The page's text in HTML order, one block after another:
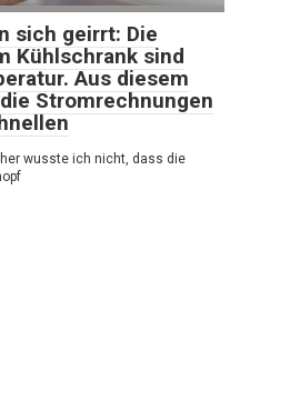
sich geirrt: Die
Kühlschrank sind
Aus diesem
Stromrechnungen
wusste ich nicht, dass die